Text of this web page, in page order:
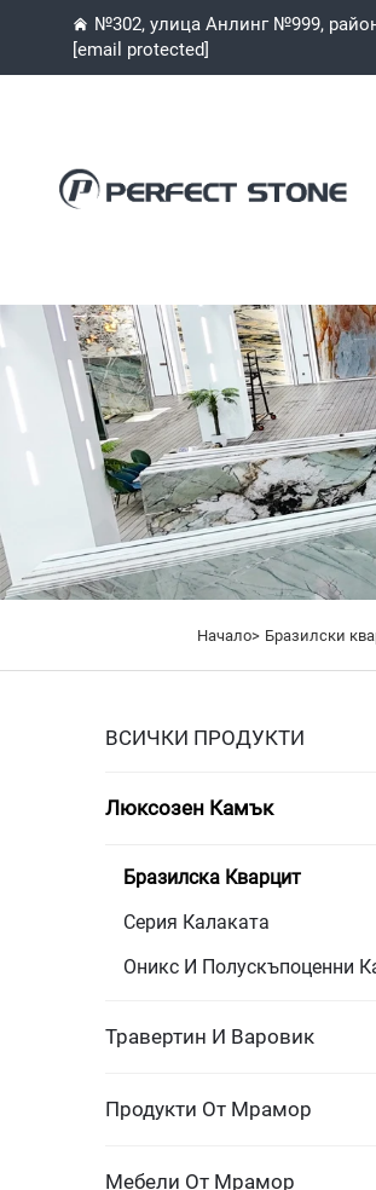
№302, улица Анлинг №999,
[email protected]
Начало> Бразилски
ВСИЧКИ ПРОДУКТИ
Люксозен Камък
Бразилска Кварцит
Серия Калаката
Оникс И Полускъпоценни
Травертин И Варовик
Продукти От Мрамор
Мебели От Мрамор